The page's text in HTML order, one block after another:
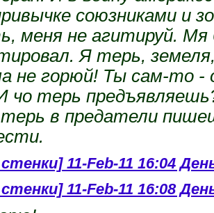
союзниками и
меня не агитируй.
Я терь,
не горюй! Ты сам-то
чо терь
терь в предатели
11-Feb-11 16:04
11-Feb-11 16:08